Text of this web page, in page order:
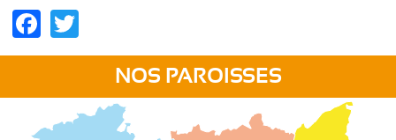
Facebook
NOS PAROISSES